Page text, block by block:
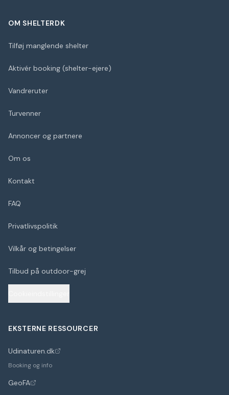
OM SHELTERDK
Tilføj manglende shelter
Aktivér booking (shelter-ejere)
Vandreruter
Turvenner
Annoncer og partnere
Om os
Kontakt
FAQ
Privatlivspolitik
Vilkår og betingelser
Tilbud på outdoor-grej
EKSTERNE RESSOURCER
Udinaturen.dk
(åbner i nyt faneblad)
Booking og info
GeoFA
(åbner i nyt faneblad)